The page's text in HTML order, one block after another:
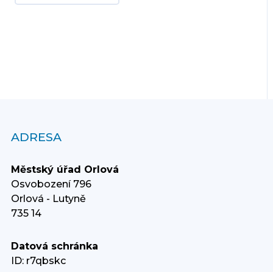
ADRESA
Městský úřad Orlová
Osvobození 796
Orlová - Lutyně
735 14
Datová schránka
ID: r7qbskc